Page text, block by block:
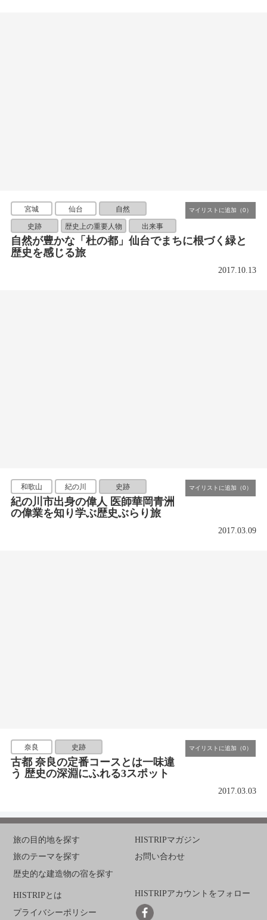
宮城 仙台 自然
史跡 歴史上の重要人物 出来事
自然が豊かな「杜の都」仙台でまちに根づく緑と
歴史を感じる旅
2017.10.13
和歌山 紀の川 史跡
紀の川市出身の偉人 医師華岡青洲
の偉業を知り学ぶ歴史ぶらり旅
2017.03.09
奈良 史跡
古都 奈良の定番コースとは一味違
う 歴史の深淵にふれる3スポット
2017.03.03
旅の目的地を探す
旅のテーマを探す
歴史的な建造物の宿を探す
HISTRIPマガジン
お問い合わせ
HISTRIPとは
プライバシーポリシー
HISTRIPアカウントをフォロー